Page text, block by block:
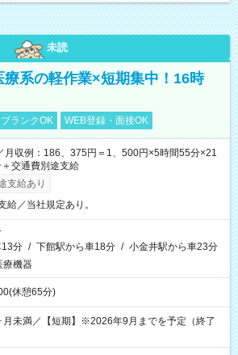
未読
系の軽作業×短期集中！16時
ブランクOK WEB登録・面接OK
月収例：186、375円＝1、500円×5時間55分×21
交通費別途支給
支給あり
給／当社規定あり。
13分 / 下館駅から車18分 / 小金井駅から車23分
療機器
休憩65分)
月未満／【短期】※2026年9月までを予定（終了